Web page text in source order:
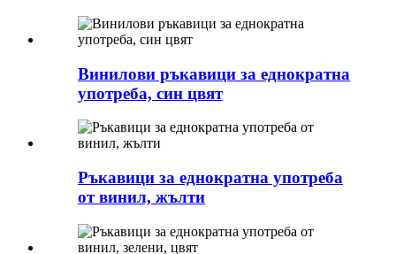
Винилови ръкавици за еднократна
употреба, син цвят
Ръкавици за еднократна употреба
от винил, жълти